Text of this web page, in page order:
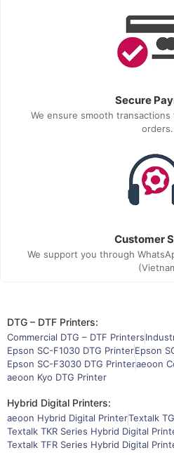
Secure
We ensure smooth
orders.
Customer
We support you through
DTG – DTF Printers:
Commercial DTG – DTF Printers
Epson SC-F1030 DTG PrinterEpson
Epson SC-F3030 DTG Printeraeoon
aeoon Kyo DTG Printer
Hybrid Digital Printers:
aeoon Hybrid Digital PrinterTextalk
Textalk TKR Series Hybrid Digital
Textalk TFR Series Hybrid Digital